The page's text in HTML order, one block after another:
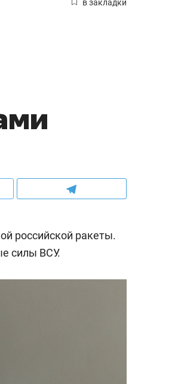
в закладки
российской ракеты.
силы ВСУ.